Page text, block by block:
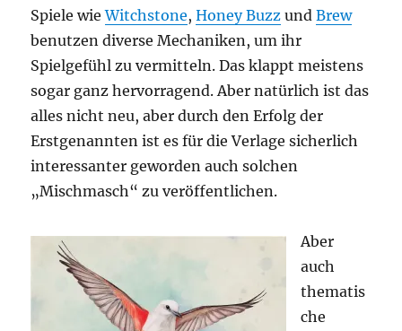
Spiele wieWitchstone,Honey Buzz undBrew
benutzen diverse Mechaniken, um ihr
Spielgefühl zu vermitteln. Das klappt meistens
sogar ganz hervorragend. Aber natürlich ist das
alles nicht neu, aber durch den Erfolg der
Erstgenannten ist es für die Verlage sicherlich
interessanter geworden auch solchen
„Mischmasch“ zu veröffentlichen.
Aber
auch
thematis
che